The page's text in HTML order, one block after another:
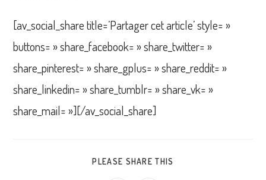
[av_social_share title=’Partager cet article’ style= »
buttons= » share_facebook= » share_twitter= »
share_pinterest= » share_gplus= » share_reddit= »
share_linkedin= » share_tumblr= » share_vk= »
share_mail= »][/av_social_share]
PLEASE SHARE THIS